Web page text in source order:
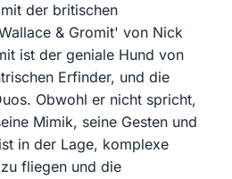
der britischen
& Gromit' von Nick
ist der geniale Hund von
Erfinder, und die
Obwohl er nicht spricht,
Mimik, seine Gesten und
in der Lage, komplexe
fliegen und die